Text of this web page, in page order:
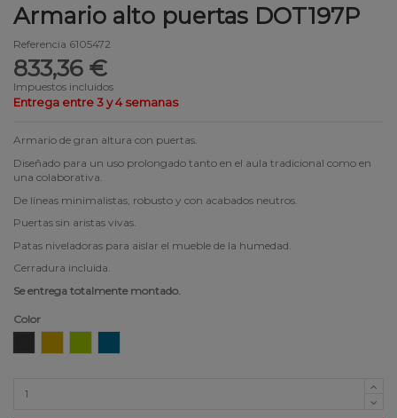
Armario alto puertas DOT197P
Referencia 6105472
833,36 €
Impuestos incluidos
Entrega entre 3 y 4 semanas
Armario de gran altura con puertas.
Diseñado para un uso prolongado tanto en el aula tradicional como en
una colaborativa.
De líneas minimalistas, robusto y con acabados neutros.
Puertas sin aristas vivas.
Patas niveladoras para aislar el mueble de la humedad.
Cerradura incluida.
Se entrega totalmente montado.
Color